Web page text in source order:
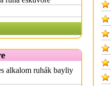
alkalom ruhák bayliy